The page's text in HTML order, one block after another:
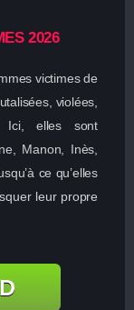
2026
victimes de
violées,
Ici, elles sont
Manon, Inès,
ce qu’elles
leur propre